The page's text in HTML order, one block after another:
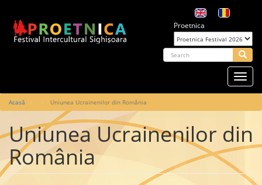
conţinutul
principal
Proetnica
Main
navigation
Acasă Uniunea Ucrainenilor din România
Uniunea Ucrainenilor din
România